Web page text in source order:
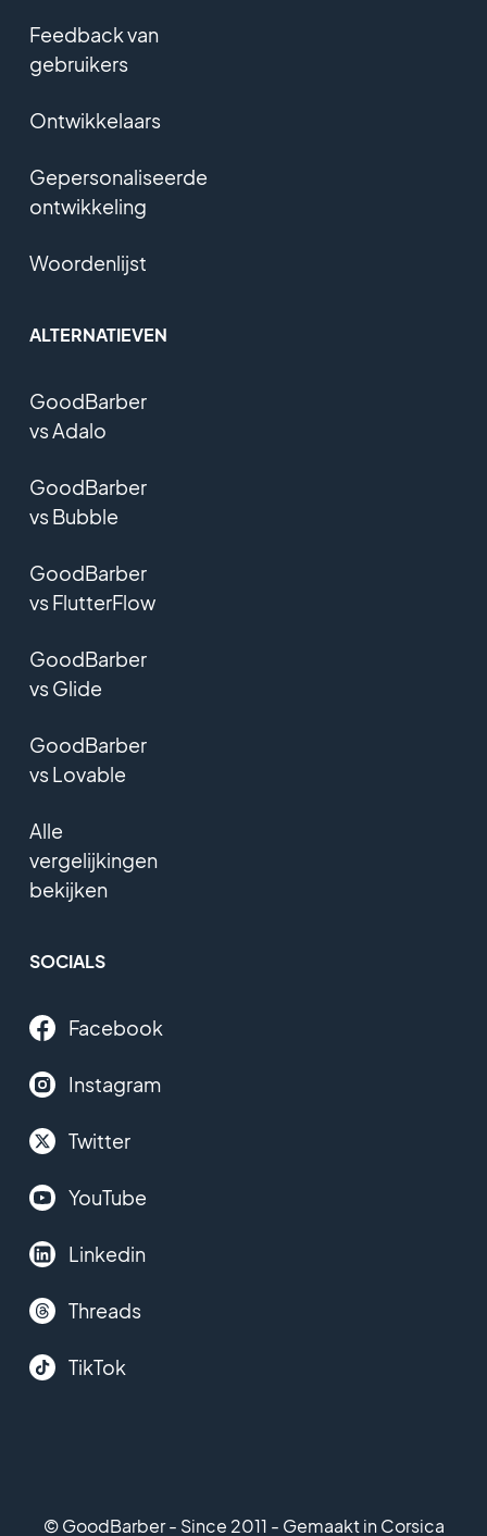
Feedback van
gebruikers
Ontwikkelaars
Gepersonaliseerde
ontwikkeling
Woordenlijst
ALTERNATIEVEN
GoodBarber
vs Adalo
GoodBarber
vs Bubble
GoodBarber
vs FlutterFlow
GoodBarber
vs Glide
GoodBarber
vs Lovable
Alle
vergelijkingen
bekijken
SOCIALS
Facebook
Instagram
Twitter
YouTube
Linkedin
Threads
TikTok
© GoodBarber - Since 2011 - Gemaakt in Corsica